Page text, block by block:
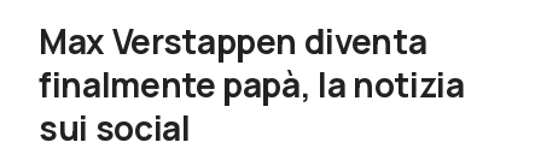
Max Verstappen diventa
finalmente papà, la notizia
sui social